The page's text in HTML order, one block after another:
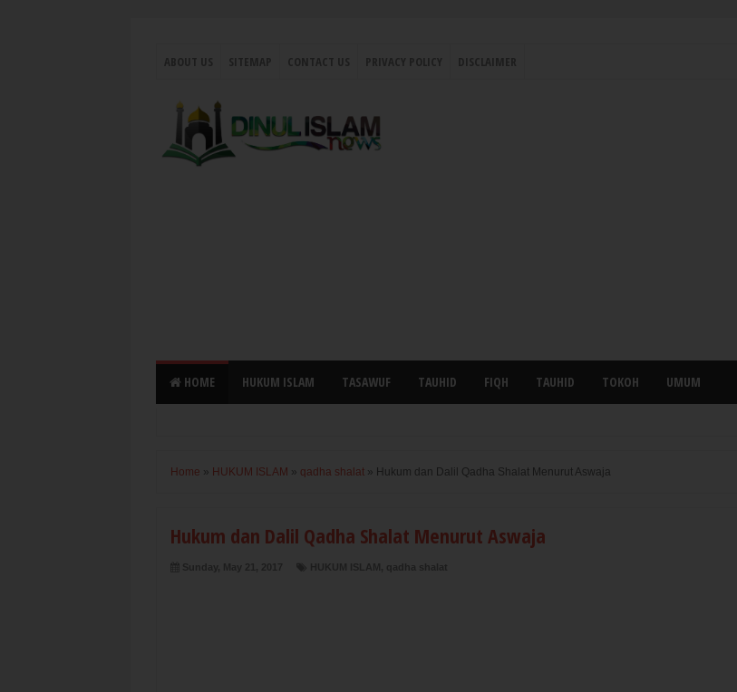
HOME HUKUM ISLAM TASAWUF TAUHID FIQH TAUHID TOKOH UMUM
Home » HUKUM ISLAM » qadha shalat » Hukum dan Dalil Qadha Shalat Menurut Aswaja
Hukum dan Dalil Qadha Shalat Menurut Aswaja